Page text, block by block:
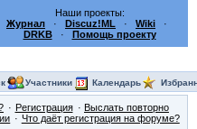
Наши проекты:
Журнал · Discuz!ML · Wiki ·
DRKB· Помощь проекту
Участники Календарь
Регистрация
Выслать повторно
Что даёт регистрация на форуме?